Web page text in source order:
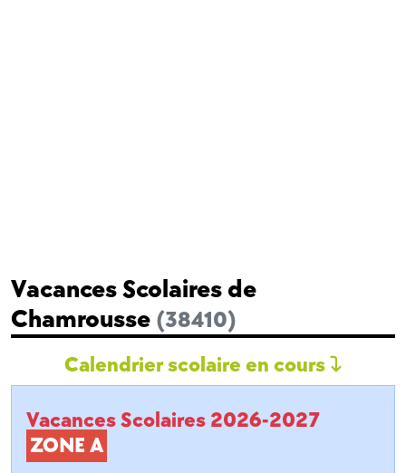
Vacances Scolaires de
Chamrousse (38410)
Calendrier scolaire en cours
Vacances Scolaires 2026-2027
ZONE A